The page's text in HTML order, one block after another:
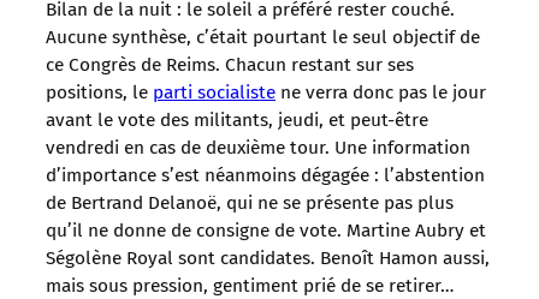
Bilan de la nuit : le soleil a préféré rester couché.
Aucune synthèse, c’était pourtant le seul objectif de
ce Congrès de Reims. Chacun restant sur ses
positions, le parti socialiste ne verra donc pas le jour
avant le vote des militants, jeudi, et peut-être
vendredi en cas de deuxième tour. Une information
d’importance s’est néanmoins dégagée : l’abstention
de Bertrand Delanoë, qui ne se présente pas plus
qu’il ne donne de consigne de vote. Martine Aubry et
Ségolène Royal sont candidates. Benoît Hamon aussi,
mais sous pression, gentiment prié de se retirer…